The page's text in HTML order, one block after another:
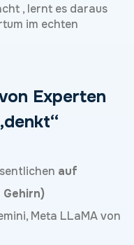
, lernt es daraus
im echten
Experten
auf
Meta LLaMA von